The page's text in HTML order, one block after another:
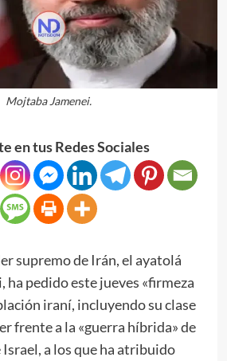
Mojtaba Jamenei.
en tus Redes Sociales
supremo de Irán, el ayatolá
ha pedido este jueves «firmeza
iraní, incluyendo su clase
frente a la «guerra híbrida» de
a los que ha atribuido